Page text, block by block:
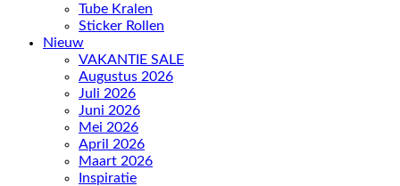
Tube Kralen
Sticker Rollen
Nieuw
VAKANTIE SALE
Augustus 2026
Juli 2026
Juni 2026
Mei 2026
April 2026
Maart 2026
Inspiratie